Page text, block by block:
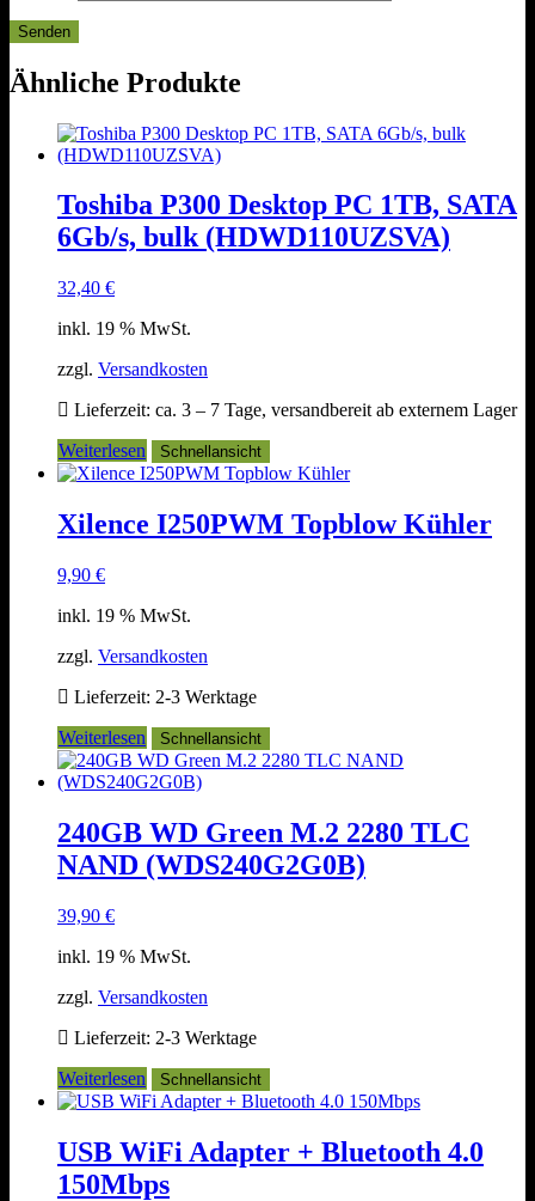
Ähnliche Produkte
Toshiba P300 Desktop PC 1TB, SATA
6Gb/s, bulk (HDWD110UZSVA)
32,40 €
inkl. 19 % MwSt.
zzgl. Versandkosten
Lieferzeit: ca. 3 – 7 Tage, versandbereit ab externem Lager
Weiterlesen
Schnellansicht
Xilence I250PWM Topblow Kühler
9,90 €
inkl. 19 % MwSt.
zzgl. Versandkosten
Lieferzeit: 2-3 Werktage
Weiterlesen
Schnellansicht
240GB WD Green M.2 2280 TLC
NAND (WDS240G2G0B)
39,90 €
inkl. 19 % MwSt.
zzgl. Versandkosten
Lieferzeit: 2-3 Werktage
Weiterlesen
Schnellansicht
USB WiFi Adapter + Bluetooth 4.0
150Mbps